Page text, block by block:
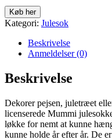
Køb her
Kategori: Julesok
Beskrivelse
Anmeldelser (0)
Beskrivelse
Dekorer pejsen, juletræet
licenserede Mummi
løkke for nemt at kunne
kunne holde år efter år. De